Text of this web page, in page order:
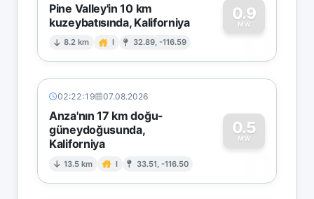
Pine Valley'in 10 km
kuzeybatısında, Kaliforniya
8.2 km I 32.89, -116.59
0.9
MW
0
02:22:19 07.08.2026
Anza'nın 17 km doğu-
güneydoğusunda,
Kaliforniya
13.5 km I 33.51, -116.50
0.5
MW
0